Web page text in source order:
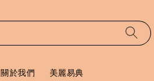
關於我們 美麗易典